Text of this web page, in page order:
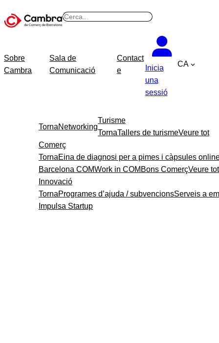
B
Sobre
Cambra
Sala de
Comunicació
Contact
e
Inicia
una
sessió
CA
TornaNetworking
Turisme
TornaTallers de turismeVeure tot
Comerç
TornaEina de diagnosi per a pimes i càpsules
Barcelona COMWork in COM Bons ComerçVeure tot
Innovació
TornaProgrames d’ajuda / subvencionsServeis a
Impulsa Startup